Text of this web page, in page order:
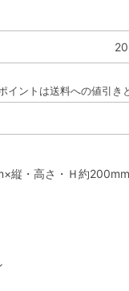
イントは送料への値引き
縦・高さ・Ｈ約